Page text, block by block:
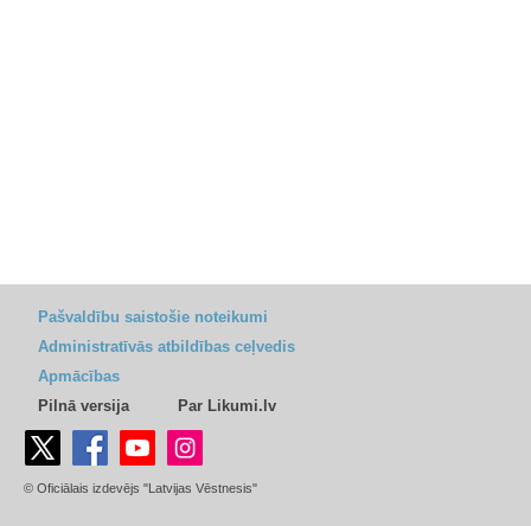
Pašvaldību saistošie noteikumi
Administratīvās atbildības ceļvedis
Apmācības
Pilnā versija
Par Likumi.lv
© Oficiālais izdevējs "Latvijas Vēstnesis"